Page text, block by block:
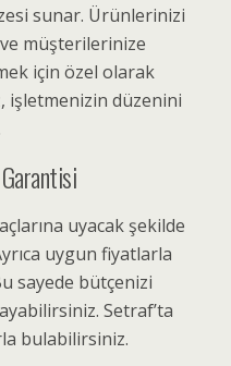
sunar. Ürünlerinizi
müşterilerinize
için özel olarak
işletmenizin düzenini
uyacak şekilde
uygun fiyatlarla
sayede bütçenizi
Setraf’ta
bulabilirsiniz.